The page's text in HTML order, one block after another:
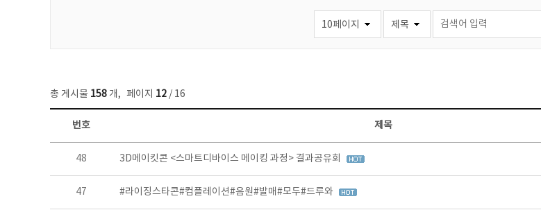
총 게시물 158 개, 페이지 12 / 16
콘텐츠이슈 목록 - 번호, 제목, 작성자, 파일, 조회수, 작성일 정보 제공
번호 제목
48 3D메이킷콘 <스마트디바이스 메이킹 과정> 결과공유회
47 #라이징스타콘#컴플레이션#음원#발매#모두#드루와